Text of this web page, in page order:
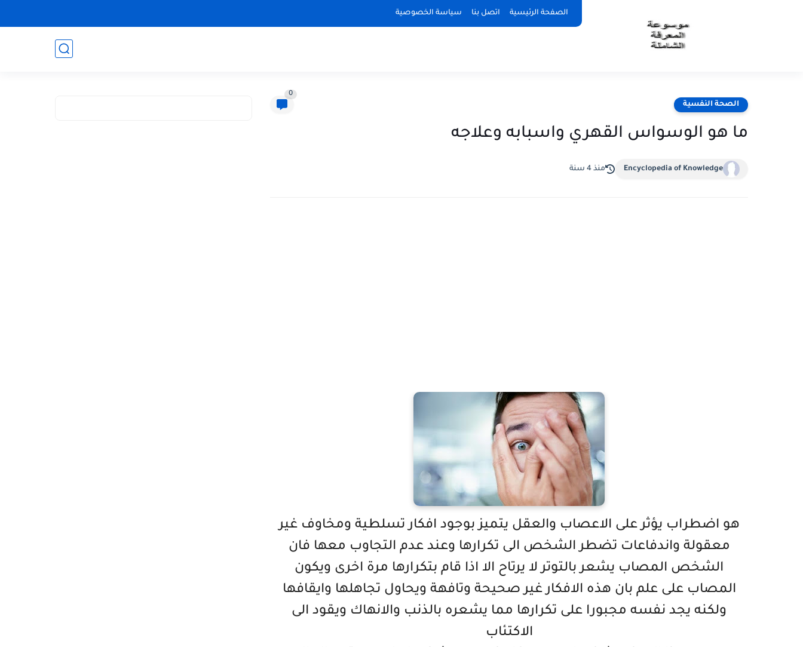
الصفحة الرئيسية اتصل بنا سياسة الخصوصية
الصحة النفسية
0
ما هو الوسواس القهري واسبابه وعلاجه
Encyclopedia of Knowledge منذ 4 سنة
هو اضطراب يؤثر على الاعصاب والعقل يتميز بوجود افكار تسلطية ومخاوف غير
معقولة واندفاعات تضطر الشخص الى تكرارها وعند عدم التجاوب معها فان
الشخص المصاب يشعر بالتوتر لا يرتاح الا اذا قام بتكرارها مرة اخرى ويكون
المصاب على علم بان هذه الافكار غير صحيحة وتافهة ويحاول تجاهلها وايقافها
ولكنه يجد نفسه مجبورا على تكرارها مما يشعره بالذنب والانهاك ويقود الى
الاكتئاب